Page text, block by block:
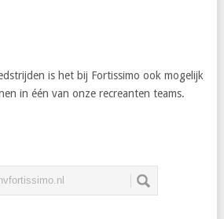
is het bij Fortissimo ook mogelijk
in één van onze recreanten teams.